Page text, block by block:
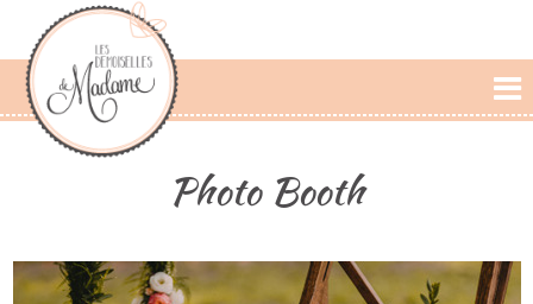
PRESTATIONS
PHOTOS
Photo Booth